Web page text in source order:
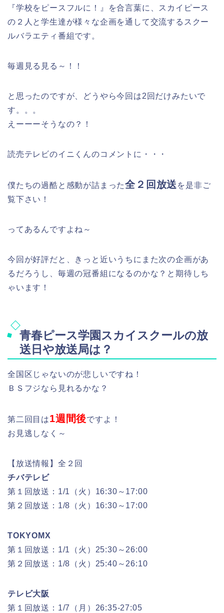
『学校をピースフルに！』を合言葉に、スカイピース
の２人と学生達が様々な企画を通して交流するスクー
ルバラエティ番組です。
毎週見る見る～！！
と思ったのですが、どうやら今回は2回だけみたいで
す。。。
えーーーそうなの？！
読売テレビのイニくんのコメントに・・・
僕たちの過酷と感動が詰まった全２回放送 を是非ご
覧下さい！
ってあるんですよね～
今回が好評だと、きっと近いうちにまた次の企画があ
るだろうし、毎週の冠番組になるのかな？と期待しち
ゃいます！
青春ピース学園スカイスクールの放
送日や放送局は？
全国区じゃないのが悲しいですね！
ＢＳフジなら見れるかな？
第二回目は1週間後ですよ！
お見逃しなく～
【放送情報】全２回
チバテレビ
第１回放送：1/1（火）16:30～17:00
第２回放送：1/8（火）16:30～17:00
TOKYOMX
第１回放送：1/1（火）25:30～26:00
第２回放送：1/8（火）25:40～26:10
テレビ大阪
第１回放送：1/7（月）26:35-27:05